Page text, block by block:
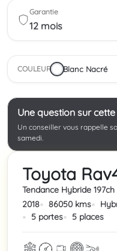
Garantie
12 mois
COULEUR Blanc Nacré
Une question sur
Un conseiller vous rappelle
samedi.
Toyota
Tendance Hybride
2018
86050 kms
5 portes
5 places